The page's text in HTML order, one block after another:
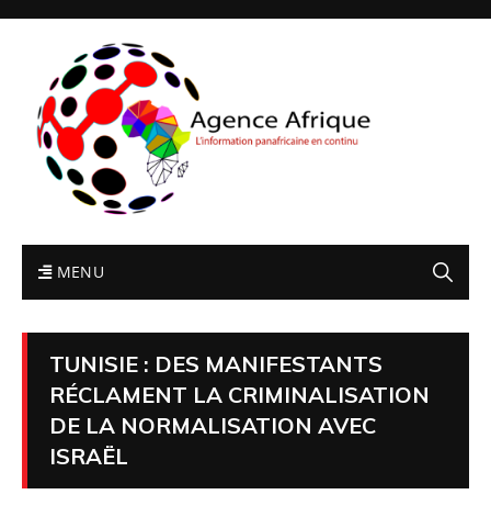
MENU
TUNISIE : DES MANIFESTANTS
RÉCLAMENT LA CRIMINALISATION
DE LA NORMALISATION AVEC
ISRAËL